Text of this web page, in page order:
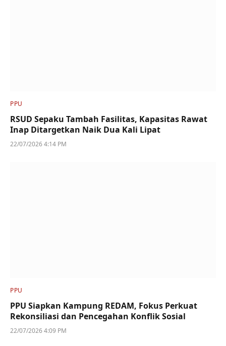
PPU
RSUD Sepaku Tambah Fasilitas, Kapasitas Rawat
Inap Ditargetkan Naik Dua Kali Lipat
22/07/2026 4:14 PM
PPU
PPU Siapkan Kampung REDAM, Fokus Perkuat
Rekonsiliasi dan Pencegahan Konflik Sosial
22/07/2026 4:09 PM